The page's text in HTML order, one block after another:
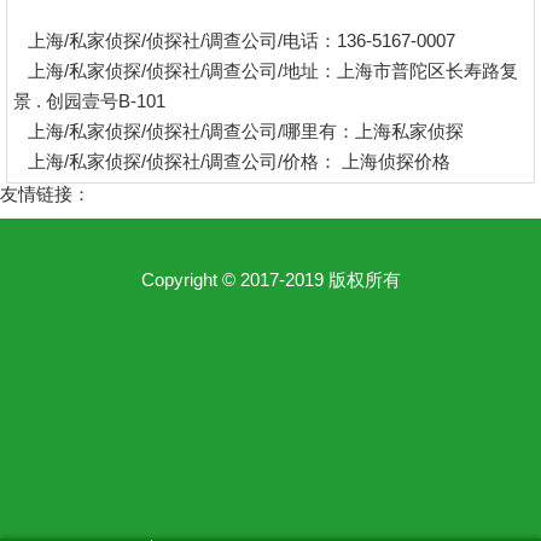
上海/私家侦探/侦探社/调查公司/电话：136-5167-0007
上海/私家侦探/侦探社/调查公司/地址：上海市普陀区长寿路复
景 . 创园壹号B-101
上海/私家侦探/侦探社/调查公司/哪里有：上海私家侦探
上海/私家侦探/侦探社/调查公司/价格：
上海侦探价格
友情链接：
Copyright © 2017-2019 版权所有